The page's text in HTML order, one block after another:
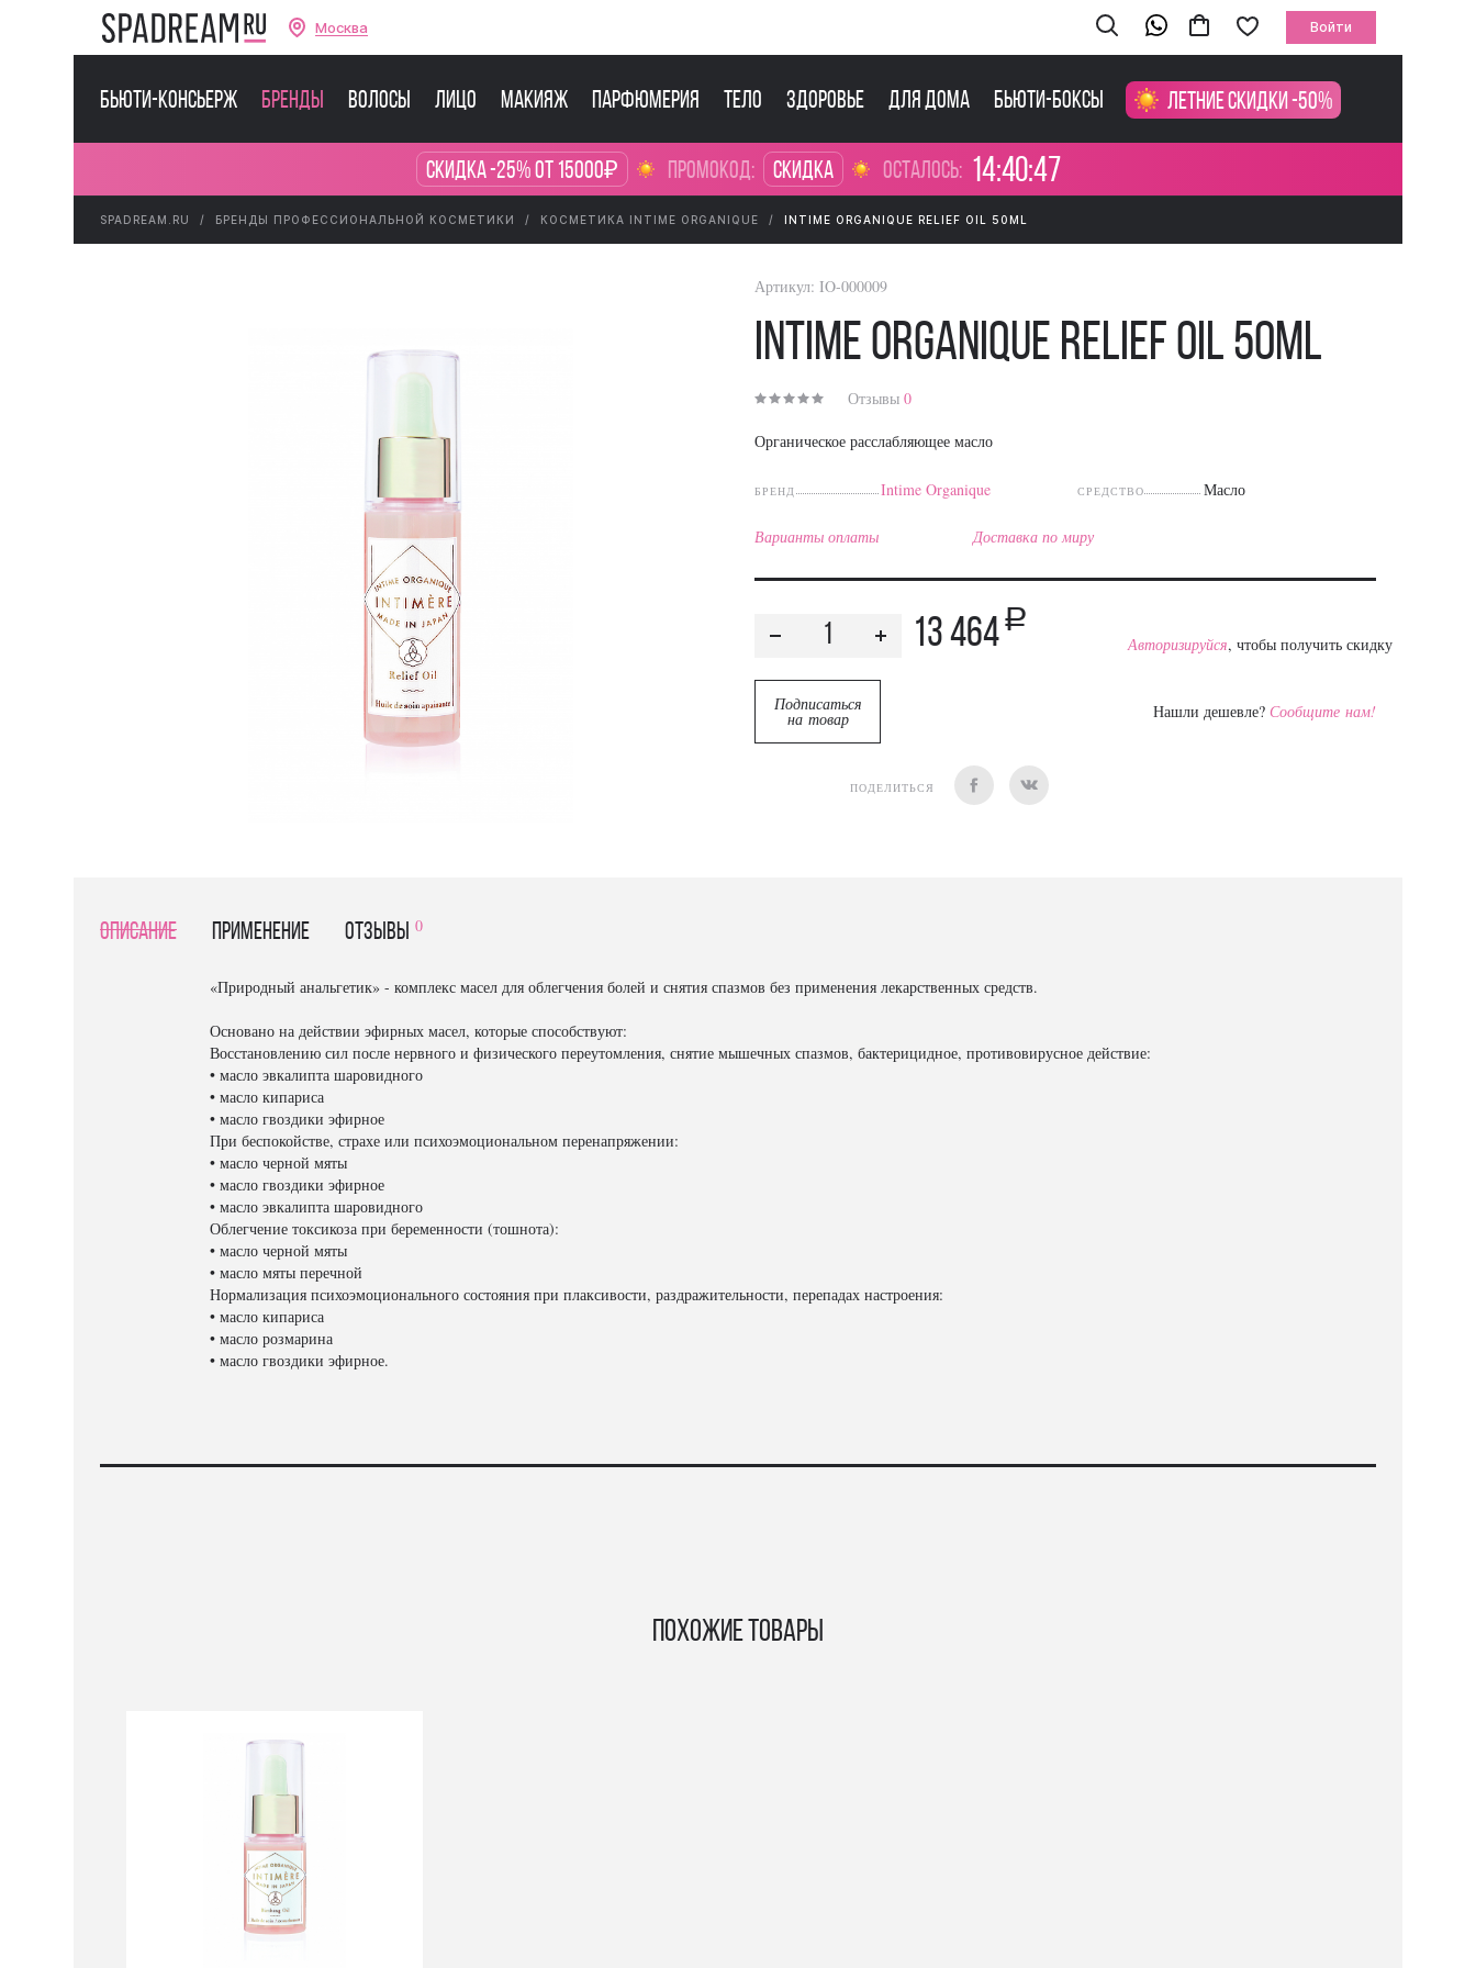
Москва Войти
Бьюти-консьерж Бренды Волосы Лицо Макияж Парфюмерия Тело Здоровье Для дома Бьюти-боксы Летние скидки -50%
Скидка -25% от 15000₽ промокод: Скидка осталось: 14:40:47
SPADREAM.RU БРЕНДЫ ПРОФЕССИОНАЛЬНОЙ КОСМЕТИКИ КОСМЕТИКА INTIME ORGANIQUE INTIME ORGANIQUE RELIEF OIL 50ML
Артикул: IO-000009
Intime Organique Relief Oil 50ml
Отзывы0
Органическое расслабляющее масло
БРЕНД Intime Organique СРЕДСТВО Масло
Варианты оплаты Доставка по миру
13 464 a
Авторизируйся, чтобы получить скидку
Подписаться
на товар Нашли дешевле? Сообщите нам!
ПОДЕЛИТЬСЯ
Описание Применение отзывы 0
«Природный анальгетик» - комплекс масел для облегчения болей и снятия спазмов без применения лекарственных средств.
Основано на действии эфирных масел, которые способствуют:
Восстановлению сил после нервного и физического переутомления, снятие мышечных спазмов, бактерицидное, противовирусное действие:
• масло эвкалипта шаровидного
• масло кипариса
• масло гвоздики эфирное
При беспокойстве, страхе или психоэмоциональном перенапряжении:
• масло черной мяты
• масло гвоздики эфирное
• масло эвкалипта шаровидного
Облегчение токсикоза при беременности (тошнота):
• масло черной мяты
• масло мяты перечной
Нормализация психоэмоционального состояния при плаксивости, раздражительности, перепадах настроения:
• масло кипариса
• масло розмарина
• масло гвоздики эфирное.
Похожие товары